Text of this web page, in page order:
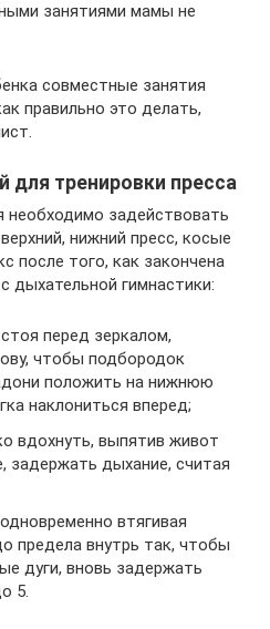
занятиями мамы не
совместные занятия
правильно это делать,
для тренировки пресса
необходимо задействовать
нижний пресс, косые
после того, как закончена
дыхательной гимнастики:
перед зеркалом,
чтобы подбородок
положить на нижнюю
наклониться вперед;
вдохнуть, выпятив живот
задержать дыхание, считая
втягивая
предела внутрь так, чтобы
дуги, вновь задержать
5.